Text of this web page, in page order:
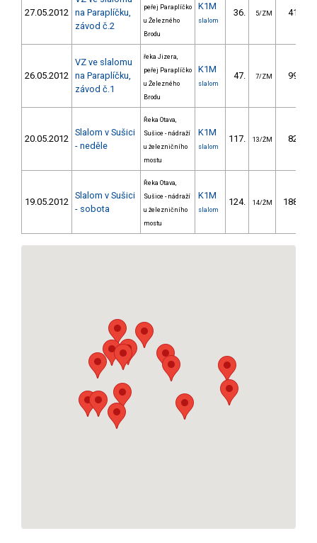
27.05.2012 na Paraplíčku,
závod č.2
peřej Paraplíčko
u Železného
Brodu
K1M
slalom
36. 5/ZM 41.20
26.05.2012
VZ ve slalomu
na Paraplíčku,
závod č.1
řeka Jizera,
peřej Paraplíčko
u Železného
Brodu
K1M
slalom
47. 7/ZM 99.82
20.05.2012
Slalom v Sušici
- neděle
Řeka Otava,
Sušice - nádraží
u železničního
mostu
K1M
slalom
117. 13/ŽM 82.40
19.05.2012
Slalom v Sušici
- sobota
Řeka Otava,
Sušice - nádraží
u železničního
mostu
K1M
slalom
124. 14/ŽM 188.00